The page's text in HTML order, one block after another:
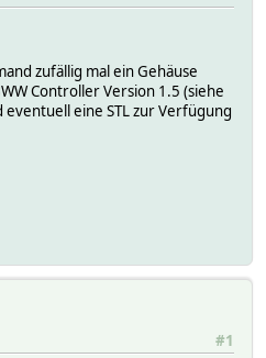
zufällig mal ein Gehäuse
Controller Version 1.5 (siehe
eine STL zur Verfügung
#1